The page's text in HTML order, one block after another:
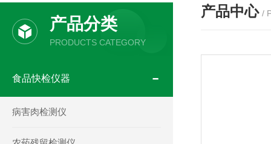
产品中心 /
产品分类
PRODUCTS CATEGORY
食品快检仪器
病害肉检测仪